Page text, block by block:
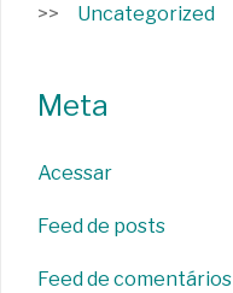
Uncategorized
Meta
Acessar
Feed de posts
Feed de comentários